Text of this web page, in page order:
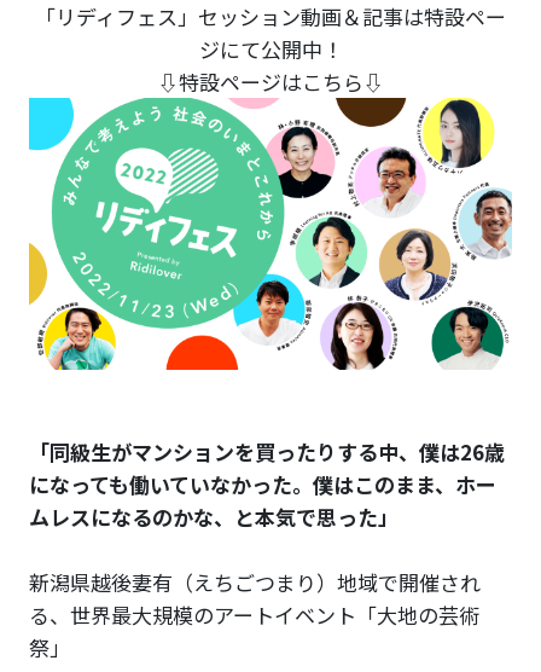
「リディフェス」セッション動画＆記事は特設ペー
ジにて公開中！
⇩特設ページはこちら⇩
「同級生がマンションを買ったりする中、僕は26歳
になっても働いていなかった。僕はこのまま、ホー
ムレスになるのかな、と本気で思った」
新潟県越後妻有（えちごつまり）地域で開催され
る、世界最大規模のアートイベント「大地の芸術
祭」